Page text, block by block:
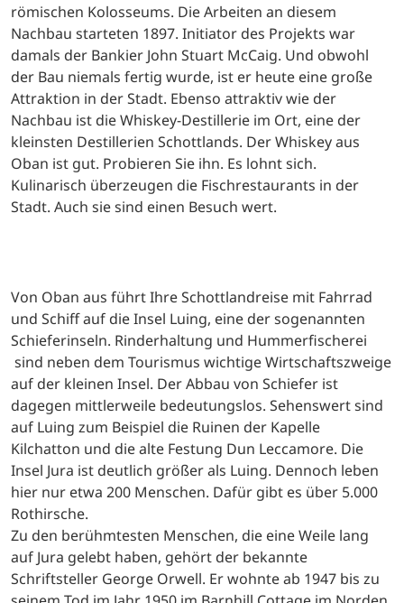
römischen Kolosseums. Die Arbeiten an diesem
Nachbau starteten 1897. Initiator des Projekts war
damals der Bankier John Stuart McCaig. Und obwohl
der Bau niemals fertig wurde, ist er heute eine große
Attraktion in der Stadt. Ebenso attraktiv wie der
Nachbau ist die Whiskey-Destillerie im Ort, eine der
kleinsten Destillerien Schottlands. Der Whiskey aus
Oban ist gut. Probieren Sie ihn. Es lohnt sich.
Kulinarisch überzeugen die Fischrestaurants in der
Stadt. Auch sie sind einen Besuch wert.
Von Oban aus führt Ihre Schottlandreise mit Fahrrad
und Schiff auf die Insel Luing, eine der sogenannten
Schieferinseln. Rinderhaltung und Hummerfischerei
sind neben dem Tourismus wichtige Wirtschaftszweige
auf der kleinen Insel. Der Abbau von Schiefer ist
dagegen mittlerweile bedeutungslos. Sehenswert sind
auf Luing zum Beispiel die Ruinen der Kapelle
Kilchatton und die alte Festung Dun Leccamore. Die
Insel Jura ist deutlich größer als Luing. Dennoch leben
hier nur etwa 200 Menschen. Dafür gibt es über 5.000
Rothirsche.
Zu den berühmtesten Menschen, die eine Weile lang
auf Jura gelebt haben, gehört der bekannte
Schriftsteller George Orwell. Er wohnte ab 1947 bis zu